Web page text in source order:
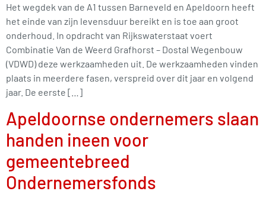
Het wegdek van de A1 tussen Barneveld en Apeldoorn heeft
het einde van zijn levensduur bereikt en is toe aan groot
onderhoud. In opdracht van Rijkswaterstaat voert
Combinatie Van de Weerd Grafhorst – Dostal Wegenbouw
(VDWD) deze werkzaamheden uit. De werkzaamheden vinden
plaats in meerdere fasen, verspreid over dit jaar en volgend
jaar. De eerste […]
Apeldoornse ondernemers slaan
handen ineen voor
gemeentebreed
Ondernemersfonds